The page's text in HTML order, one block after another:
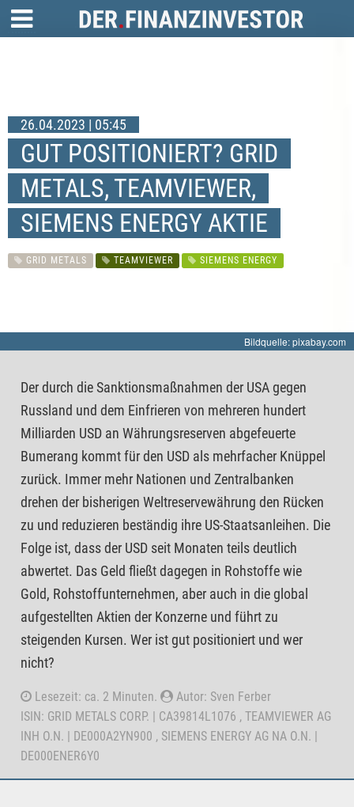
26.04.2023 | 05:45
GUT POSITIONIERT? GRID
METALS, TEAMVIEWER,
SIEMENS ENERGY AKTIE
GRID METALS TEAMVIEWER SIEMENS ENERGY
Bildquelle: pixabay.com
Der durch die Sanktionsmaßnahmen der USA gegen
Russland und dem Einfrieren von mehreren hundert
Milliarden USD an Währungsreserven abgefeuerte
Bumerang kommt für den USD als mehrfacher Knüppel
zurück. Immer mehr Nationen und Zentralbanken
drehen der bisherigen Weltreservewährung den Rücken
zu und reduzieren beständig ihre US-Staatsanleihen. Die
Folge ist, dass der USD seit Monaten teils deutlich
abwertet. Das Geld fließt dagegen in Rohstoffe wie
Gold, Rohstoffunternehmen, aber auch in die global
aufgestellten Aktien der Konzerne und führt zu
steigenden Kursen. Wer ist gut positioniert und wer
nicht?
Lesezeit: ca. 2 Minuten.
Autor: Sven Ferber
ISIN: GRID METALS CORP. | CA39814L1076 , TEAMVIEWER AG
INH O.N. | DE000A2YN900 , SIEMENS ENERGY AG NA O.N. |
DE000ENER6Y0